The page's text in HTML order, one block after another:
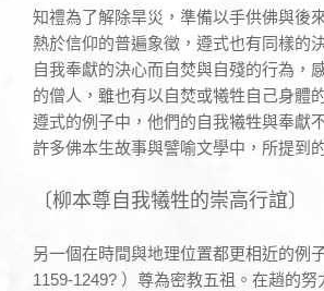
知禮為了解除旱災，準備以手供佛與後
熱於信仰的普遍象徵，遵式也有同樣的
自我奉獻的決心而自焚與自殘的行為，
的僧人，雖也有以自焚或犧牲自己身體
遵式的例子中，他們的自我犧牲與奉獻
許多佛本生故事與譬喻文學中，所提到
〔柳本尊自我犧牲的崇高行誼〕
另一個在時間與地理位置都更相近的例
1159-1249? ）尊為密教五祖。在趙的